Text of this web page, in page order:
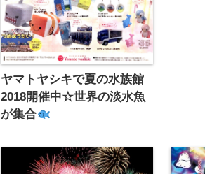
ヤマトヤシキで夏の水族館
2018開催中☆世界の淡水魚
が集合